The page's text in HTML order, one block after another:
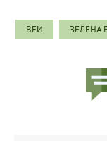
ВЕИ ЗЕЛЕНА